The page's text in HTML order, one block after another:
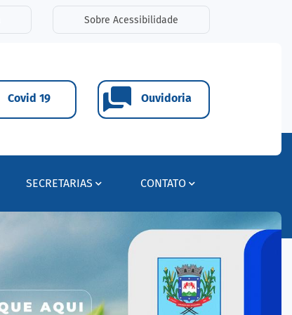
Sobre Acessibilidade
Covid 19 Ouvidoria
SECRETARIAS CONTATO